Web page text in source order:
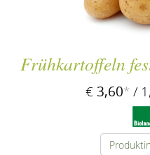
Frühkartoffeln
€ 3,60*/